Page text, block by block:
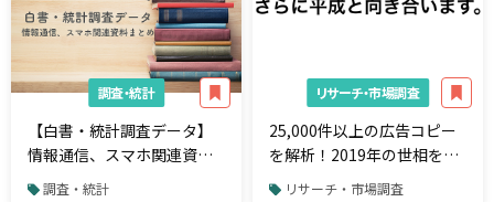
調査・統計
【白書・統計調査データ】
情報通信、スマホ関連資料
まとめ調査・統計
リサーチ・市場調査
25,000件以上の広告コピー
を解析！2019年の世相を象
徴する一文は「さらに平成
リサーチ・市場調査